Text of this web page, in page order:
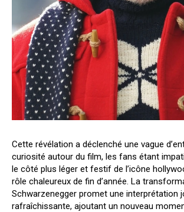
Cette révélation a déclenché une vague
curiosité autour du film, les fans étant
le côté plus léger et festif de l’icône
rôle chaleureux de fin d’année. La
Schwarzenegger promet une interprétation
rafraîchissante, ajoutant un nouveau